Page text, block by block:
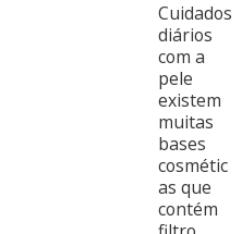
Cuidados
diários
com a
pele
existem
muitas
bases
cosmétic
as que
contém